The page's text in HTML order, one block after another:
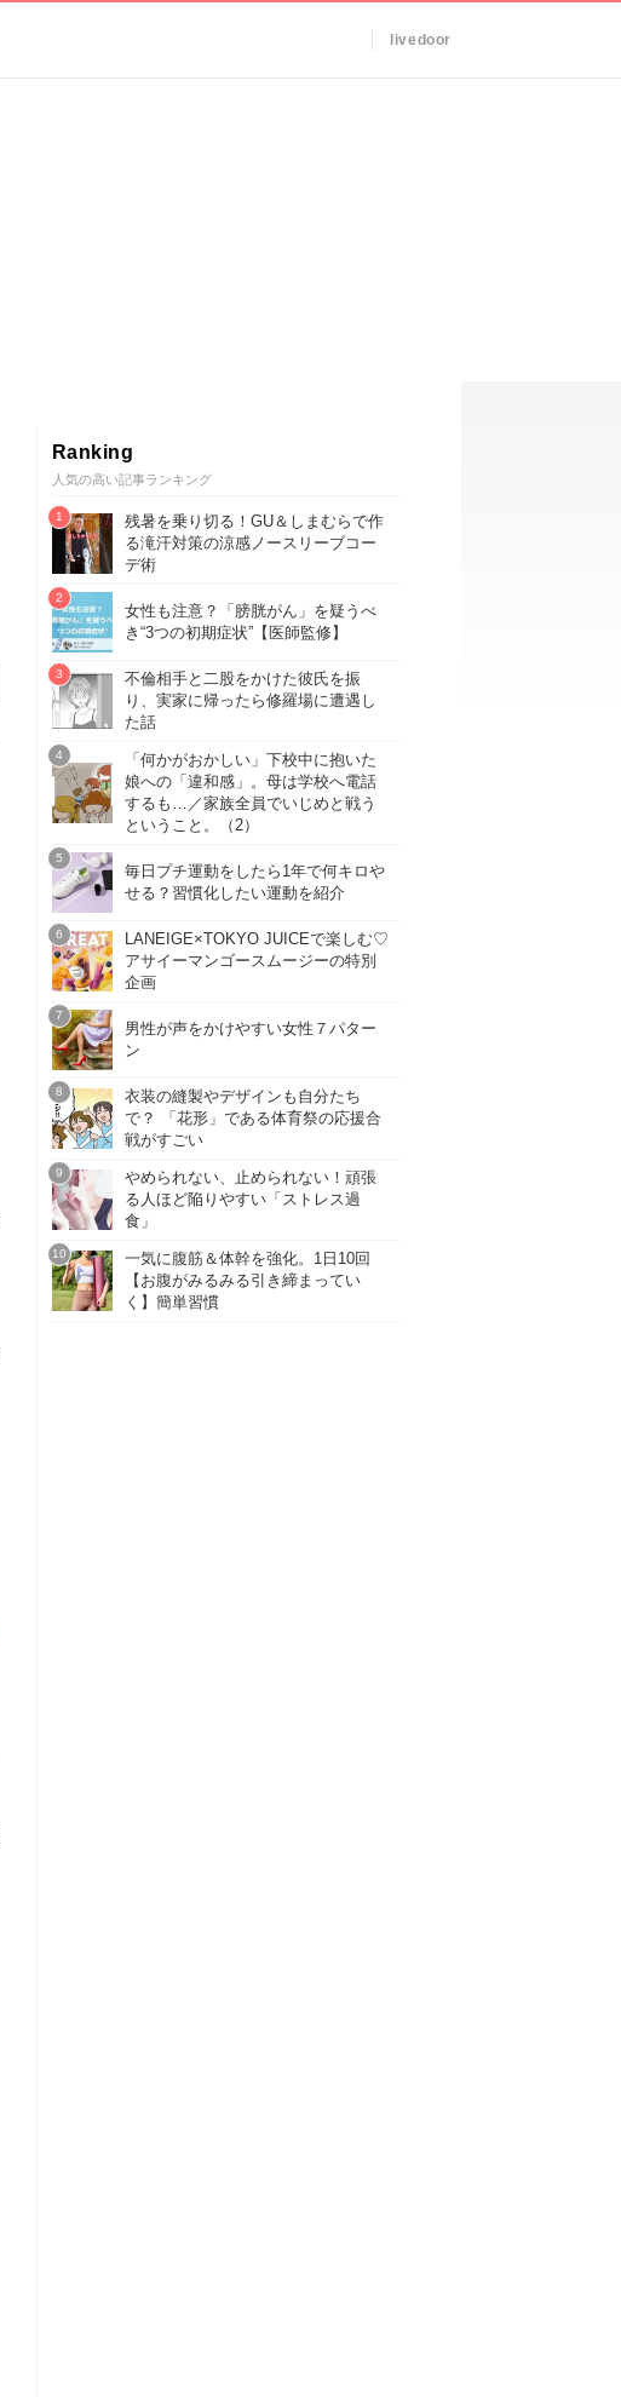
livedoor
Ranking
人気の高い記事ランキング
残暑を乗り切る！GU＆しまむらで作
る滝汗対策の涼感ノースリーブコー
デ術
女性も注意？「膀胱がん」を疑うべ
き“3つの初期症状”【医師監修】
不倫相手と二股をかけた彼氏を振
り、実家に帰ったら修羅場に遭遇し
た話
「何かがおかしい」下校中に抱いた
娘への「違和感」。母は学校へ電話
するも…／家族全員でいじめと戦う
ということ。（2）
毎日プチ運動をしたら1年で何キロや
せる？習慣化したい運動を紹介
LANEIGE×TOKYO JUICEで楽しむ♡
アサイーマンゴースムージーの特別
企画
男性が声をかけやすい女性７パター
ン
衣装の縫製やデザインも自分たち
で？ 「花形」である体育祭の応援合
戦がすごい
やめられない、止められない！頑張
る人ほど陥りやすい「ストレス過
食」
一気に腹筋＆体幹を強化。1日10回
【お腹がみるみる引き締まってい
く】簡単習慣